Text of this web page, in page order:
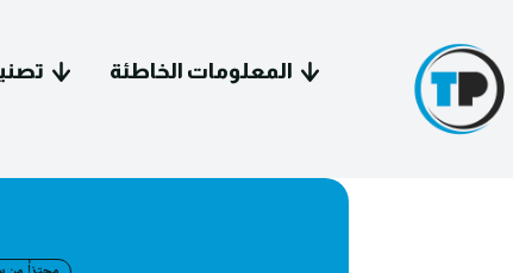
المعلومات الخاطئة